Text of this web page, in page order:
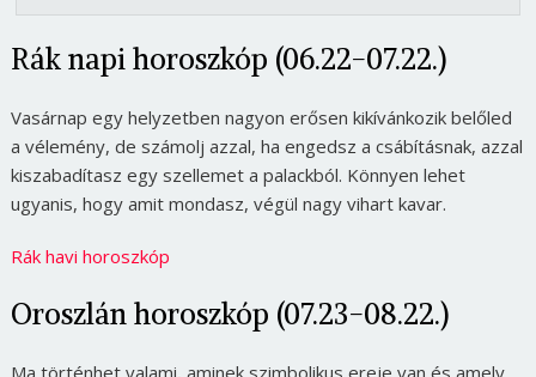
Rák napi horoszkóp (06.22-07.22.)
Vasárnap egy helyzetben nagyon erősen kikívánkozik belőled
a vélemény, de számolj azzal, ha engedsz a csábításnak, azzal
kiszabadítasz egy szellemet a palackból. Könnyen lehet
ugyanis, hogy amit mondasz, végül nagy vihart kavar.
Rák havi horoszkóp
Oroszlán horoszkóp (07.23-08.22.)
Ma történhet valami, aminek szimbolikus ereje van és amely